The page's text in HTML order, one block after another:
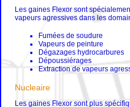
Les gaines Flexor sont
vapeurs agressives dans les
Fumées de soudure
Vapeurs de peinture
Dégazages hydrocarbures
Dépoussiérages
Extraction de vapeurs
Nucleaire
Les gaines Flexor sont plus